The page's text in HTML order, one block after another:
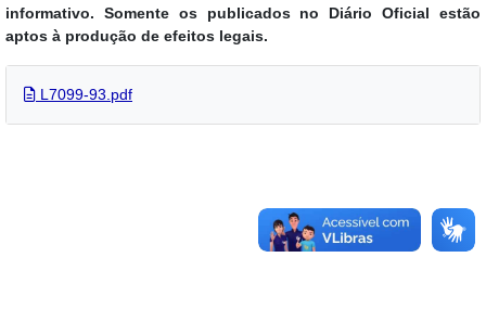
informativo. Somente os publicados no Diário Oficial estão
aptos à produção de efeitos legais.
L7099-93.pdf